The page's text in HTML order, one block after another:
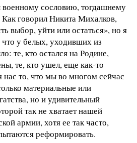
сословию, тогдашнему
говорил Никита Михалков,
выбор, уйти или остаться», но я
у белых, уходивших из
те, кто остался на Родине,
те, кто ушел, еще как-то
нас то, что мы во многом сейчас
материальные или
но и удивительный
так не хватает нашей
армии, хотя ее так часто,
реформировать.